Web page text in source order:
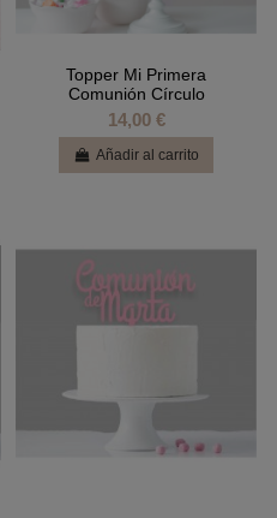
Topper Mi Primera
Comunión Círculo
14,00 €
Añadir al carrito